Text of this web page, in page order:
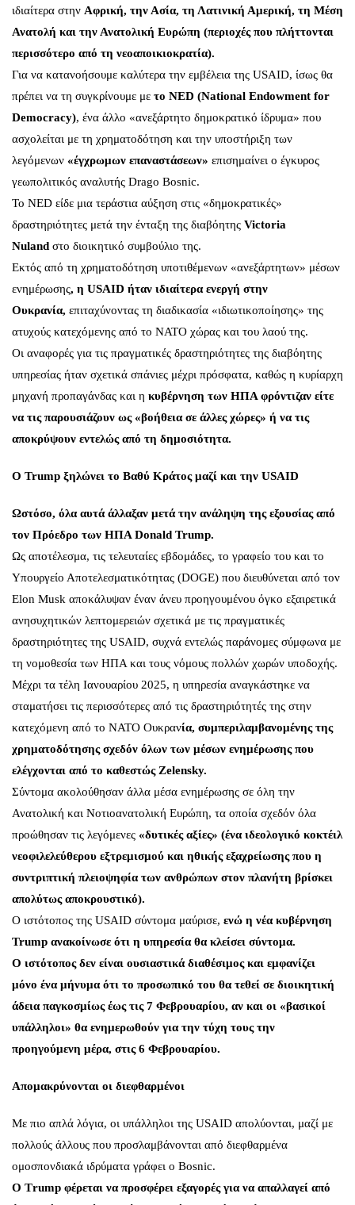
ιδιαίτερα στην Αφρική, την Ασία, τη Λατινική Αμερική, τη Μέση
Ανατολή και την Ανατολική Ευρώπη (περιοχές που πλήττονται
περισσότερο από τη νεοαποικιοκρατία).
Για να κατανοήσουμε καλύτερα την εμβέλεια της USAID, ίσως θα
πρέπει να τη συγκρίνουμε με το NED (National Endowment for
Democracy), ένα άλλο «ανεξάρτητο δημοκρατικό ίδρυμα» που
ασχολείται με τη χρηματοδότηση και την υποστήριξη των
λεγόμενων «έγχρωμων επαναστάσεων» επισημαίνει ο έγκυρος
γεωπολιτικός αναλυτής Drago Bosnic.
To NED είδε μια τεράστια αύξηση στις «δημοκρατικές»
δραστηριότητες μετά την ένταξη της διαβόητης Victoria
Nuland στο διοικητικό συμβούλιο της.
Εκτός από τη χρηματοδότηση υποτιθέμενων «ανεξάρτητων» μέσων
ενημέρωσης, η USAID ήταν ιδιαίτερα ενεργή στην
Ουκρανία, επιταχύνοντας τη διαδικασία «ιδιωτικοποίησης» της
ατυχούς κατεχόμενης από το ΝΑΤΟ χώρας και του λαού της.
Οι αναφορές για τις πραγματικές δραστηριότητες της διαβόητης
υπηρεσίας ήταν σχετικά σπάνιες μέχρι πρόσφατα, καθώς η κυρίαρχη
μηχανή προπαγάνδας και η κυβέρνηση των ΗΠΑ φρόντιζαν είτε
να τις παρουσιάζουν ως «βοήθεια σε άλλες χώρες» ή να τις
αποκρύψουν εντελώς από τη δημοσιότητα.
Ο Trump ξηλώνει το Βαθύ Κράτος μαζί και την USAID
Ωστόσο, όλα αυτά άλλαξαν μετά την ανάληψη της εξουσίας από
τον Πρόεδρο των ΗΠΑ Donald Trump.
Ως αποτέλεσμα, τις τελευταίες εβδομάδες, το γραφείο του και το
Υπουργείο Αποτελεσματικότητας (DOGE) που διευθύνεται από τον
Elon Musk αποκάλυψαν έναν άνευ προηγουμένου όγκο εξαιρετικά
ανησυχητικών λεπτομερειών σχετικά με τις πραγματικές
δραστηριότητες της USAID, συχνά εντελώς παράνομες σύμφωνα με
τη νομοθεσία των ΗΠΑ και τους νόμους πολλών χωρών υποδοχής.
Μέχρι τα τέλη Ιανουαρίου 2025, η υπηρεσία αναγκάστηκε να
σταματήσει τις περισσότερες από τις δραστηριότητές της στην
κατεχόμενη από το ΝΑΤΟ Ουκρανία, συμπεριλαμβανομένης της
χρηματοδότησης σχεδόν όλων των μέσων ενημέρωσης που
ελέγχονται από το καθεστώς Zelensky.
Σύντομα ακολούθησαν άλλα μέσα ενημέρωσης σε όλη την
Ανατολική και Νοτιοανατολική Ευρώπη, τα οποία σχεδόν όλα
προώθησαν τις λεγόμενες «δυτικές αξίες» (ένα ιδεολογικό κοκτέιλ
νεοφιλελεύθερου εξτρεμισμού και ηθικής εξαχρείωσης που η
συντριπτική πλειοψηφία των ανθρώπων στον πλανήτη βρίσκει
απολύτως αποκρουστικό).
Ο ιστότοπος της USAID σύντομα μαύρισε, ενώ η νέα κυβέρνηση
Trump ανακοίνωσε ότι η υπηρεσία θα κλείσει σύντομα.
Ο ιστότοπος δεν είναι ουσιαστικά διαθέσιμος και εμφανίζει
μόνο ένα μήνυμα ότι το προσωπικό του θα τεθεί σε διοικητική
άδεια παγκοσμίως έως τις 7 Φεβρουαρίου, αν και οι «βασικοί
υπάλληλοι» θα ενημερωθούν για την τύχη τους την
προηγούμενη μέρα, στις 6 Φεβρουαρίου.
Απομακρύνονται οι διεφθαρμένοι
Με πιο απλά λόγια, οι υπάλληλοι της USAID απολύονται, μαζί με
πολλούς άλλους που προσλαμβάνονται από διεφθαρμένα
ομοσπονδιακά ιδρύματα γράφει ο Bosnic.
Ο Τrump φέρεται να προσφέρει εξαγορές για να απαλλαγεί από